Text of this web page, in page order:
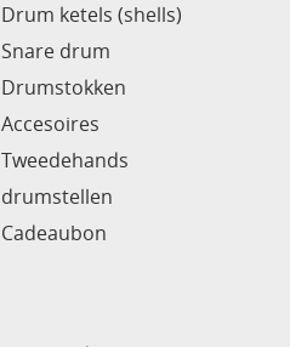
Drum ketels (shells)
Snare drum
Drumstokken
Accesoires
Tweedehands
drumstellen
Cadeaubon